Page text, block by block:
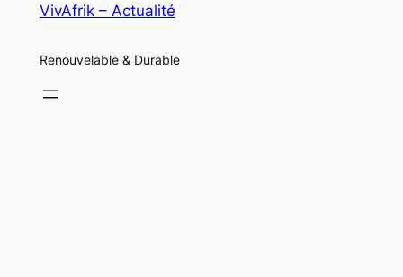
VivAfrik – Actualité
Renouvelable & Durable